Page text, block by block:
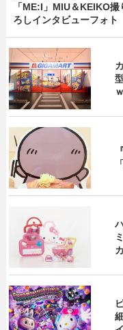
「ME:I」MIU＆KEIKO撮
ろしインタビューフォト
ｗ